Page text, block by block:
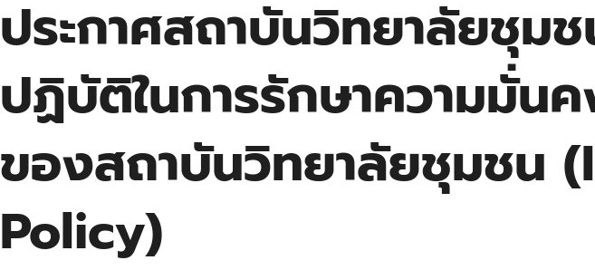
ประกาศสถาบันวิทยาลัยชุม
ปฏิบัติในการรักษาความมั่น
ของสถาบันวิทยาลัยชุมชน
Policy)